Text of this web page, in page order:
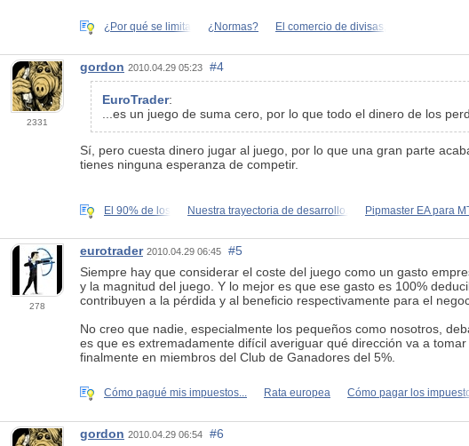
¿Por qué se limita ¿Normas? El comercio de divisas,
2331
gordon 2010.04.29 05:23 #4
EuroTrader:
...es un juego de suma cero, por lo que todo el dinero de los
Sí, pero cuesta dinero jugar al juego, por lo que una gran parte
tienes ninguna esperanza de competir.
El 90% de los Nuestra trayectoria de desarrollo. Pipmaster EA para
278
eurotrader 2010.04.29 06:45
#5
Siempre hay que considerar el coste del juego como un gasto
y la magnitud del juego. Y lo mejor es que ese gasto es 100%
contribuyen a la pérdida y al beneficio respectivamente para el
No creo que nadie, especialmente los pequeños como nosotros,
es que es extremadamente difícil averiguar qué dirección va a
finalmente en miembros del Club de Ganadores del 5%.
Cómo pagué mis impuestos... Rata europea Cómo pagar los
gordon 2010.04.29 06:54
#6